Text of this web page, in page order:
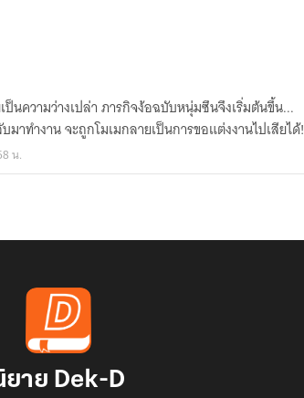
นความว่างเปล่า ภารกิจง้อฉบับหนุ่มซึนจึงเริ่มต้นขึ้น...
มาทำงาน จะถูกโมเมกลายเป็นการขอแต่งงานไปเสียได้!
น.
ยาย Dek-D